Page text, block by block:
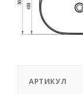
АРТИКУЛ